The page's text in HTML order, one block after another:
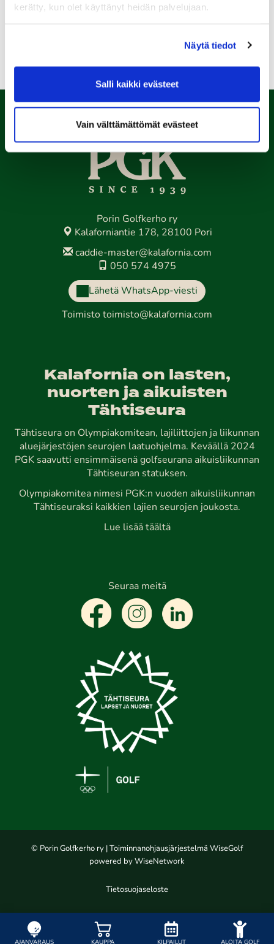
kerätty, kun olet käyttänyt heidän palvelujaan.
Näytä tiedot
Salli kaikki evästeet
Vain välttämättömät evästeet
AJANVARAUS KAUPPA KILPAILUT ALOITA GOLF
henkilötietojeni käsittelyn (*)
Porin Golfkerho ry
Kalaforniantie 178, 28100 Pori
caddie-master@kalafornia.com
050 574 4975
Lähetä WhatsApp-viesti
Toimisto toimisto@kalafornia.com
Kalafornia on lasten,
nuorten ja aikuisten
Tähtiseura
Tähtiseura on Olympiakomitean, lajiliittojen ja liikunnan
aluejärjestöjen seurojen laatuohjelma. Keväällä 2024
PGK saavutti ensimmäisenä golfseurana aikuisliikunnan
Tähtiseuran statuksen.
Olympiakomitea nimesi PGK:n vuoden aikuisliikunnan
Tähtiseuraksi kaikkien lajien seurojen joukosta.
Lue lisää täältä
Seuraa meitä
© Porin Golfkerho ry | Toiminnanohjausjärjestelmä WiseGolf
powered by WiseNetwork
Tietosuojaseloste